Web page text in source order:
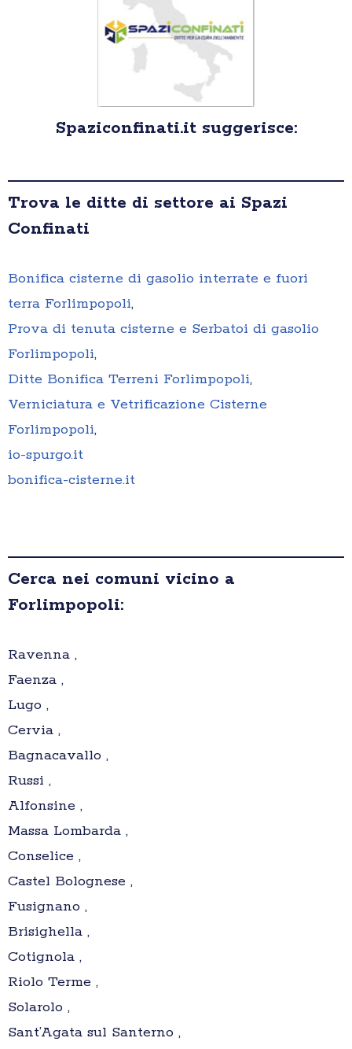
Spaziconfinati.it suggerisce:
Trova le ditte di settore ai Spazi
Confinati
Bonifica cisterne di gasolio interrate e fuori
terra Forlimpopoli,
Prova di tenuta cisterne e Serbatoi di gasolio
Forlimpopoli,
Ditte Bonifica Terreni Forlimpopoli,
Verniciatura e Vetrificazione Cisterne
Forlimpopoli,
io-spurgo.it
bonifica-cisterne.it
Cerca nei comuni vicino a
Forlimpopoli:
Ravenna ,
Faenza ,
Lugo ,
Cervia ,
Bagnacavallo ,
Russi ,
Alfonsine ,
Massa Lombarda ,
Conselice ,
Castel Bolognese ,
Fusignano ,
Brisighella ,
Cotignola ,
Riolo Terme ,
Solarolo ,
Sant’Agata sul Santerno ,